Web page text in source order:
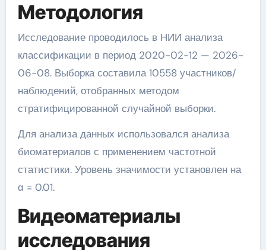
Методология
Исследование проводилось в НИИ анализа
классификации в период 2020-02-12 — 2026-
06-08. Выборка составила 10558 участников/
наблюдений, отобранных методом
стратифицированной случайной выборки.
Для анализа данных использовался анализа
биоматериалов с применением частотной
статистики. Уровень значимости установлен на
α = 0.01.
Видеоматериалы
исследования